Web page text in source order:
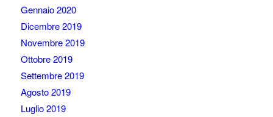
Gennaio 2020
Dicembre 2019
Novembre 2019
Ottobre 2019
Settembre 2019
Agosto 2019
Luglio 2019